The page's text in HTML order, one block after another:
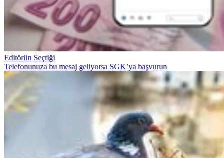
Editörün Seçtiği
Telefonunuza bu mesaj geliyorsa SGK’ya başvurun